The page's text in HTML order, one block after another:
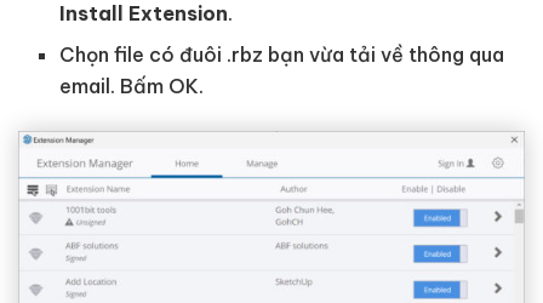
Install Extension.
Chọn file có đuôi .rbz bạn vừa tải về thông qua
email. Bấm OK.